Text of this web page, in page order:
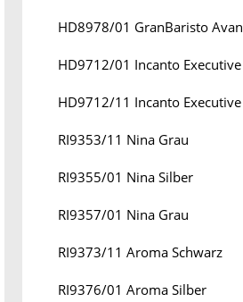
HD8978/01 GranBaristo
HD9712/01 Incanto
HD9712/11 Incanto
RI9353/11 Nina Grau
RI9355/01 Nina Silber
RI9357/01 Nina Grau
RI9373/11 Aroma Schwarz
RI9376/01 Aroma Silber